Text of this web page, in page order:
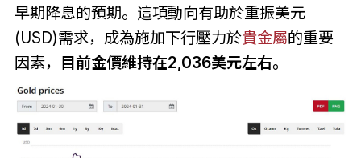
早期降息的預期。這項動向有助於重振美元
(USD)需求，成為施加下行壓力於貴金屬的重要
因素， 目前金價維持在2,036美元左右。